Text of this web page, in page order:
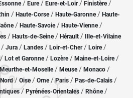
/ Eure/ Eure-et-Loir / Finistère/
/ Haute-Corse/ Haute-Garonne/ Haute-
/ Haute-Savoie/ Haute-Vienne/
/ Hauts-de-Seine/ Hérault / Ille-et-Vilaine
/ Jura / Landes / Loir-et-Cher/ Loire/
Lot et Garonne/ Lozère / Maine-et-Loire/
Meurthe-et-Moselle/ Meuse/ Monaco /
Nord/ Oise / Orne/Paris / Pas-de-Calais /
/ Pyrénées-Orientales / Rhône/